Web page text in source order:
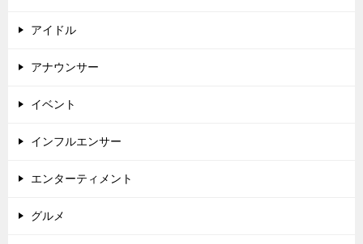
アイドル
アナウンサー
イベント
インフルエンサー
エンターティメント
グルメ